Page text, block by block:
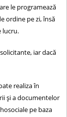
le programează
ordine pe zi, însă
lucru.
iar dacă
realiza în
şi a documentelor
pe baza